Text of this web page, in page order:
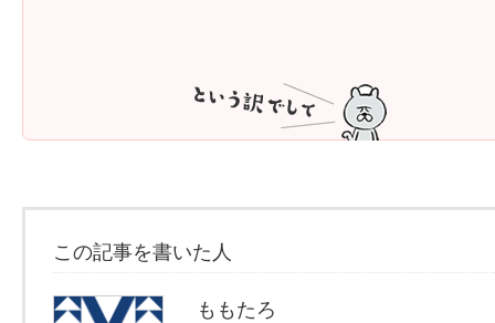
この記事を書いた人
ももたろ